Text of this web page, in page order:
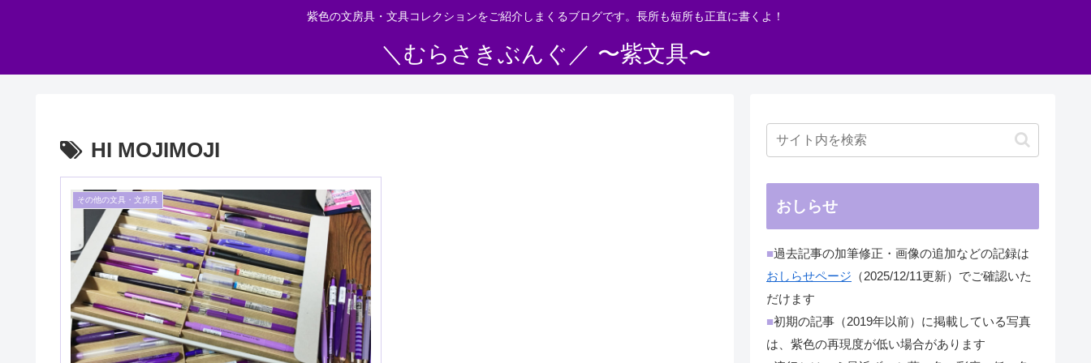
紫色の文房具・文具コレクションをご紹介しまくるブログです。長所も短所も正直に書くよ！
＼むらさきぶんぐ／ 〜紫文具〜
HI MOJIMOJI
その他の文具・文房具 おしらせ
■過去記事の加筆修正・画像の追加などの記録は
おしらせページ （2025/12/11更新）でご確認いた
だけます
■初期の記事（2019年以前）に掲載している写真
は、紫色の再現度が低い場合があります